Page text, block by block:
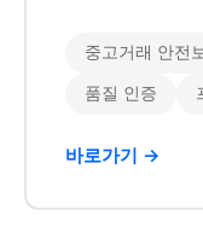
중고거래 안전
품질 인증
바로가기 →